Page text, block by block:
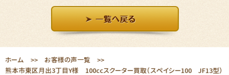
ホーム お客様の声一覧
熊本市東区月出3丁目Y様 100ccスクーター買取（スペイシー100 JF13型）